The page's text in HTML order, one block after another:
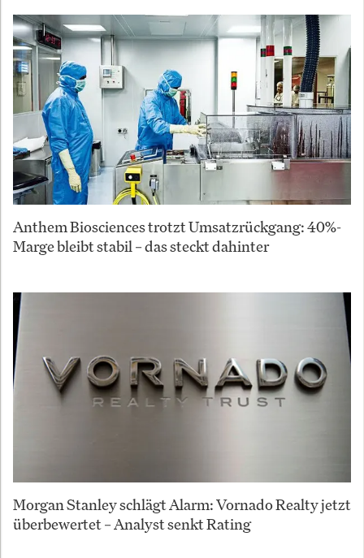
Anthem Biosciences trotzt Umsatzrückgang: 40%-
Marge bleibt stabil – das steckt dahinter
Morgan Stanley schlägt Alarm: Vornado Realty jetzt
überbewertet – Analyst senkt Rating